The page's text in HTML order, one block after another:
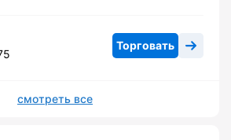
Торговать
смотреть все